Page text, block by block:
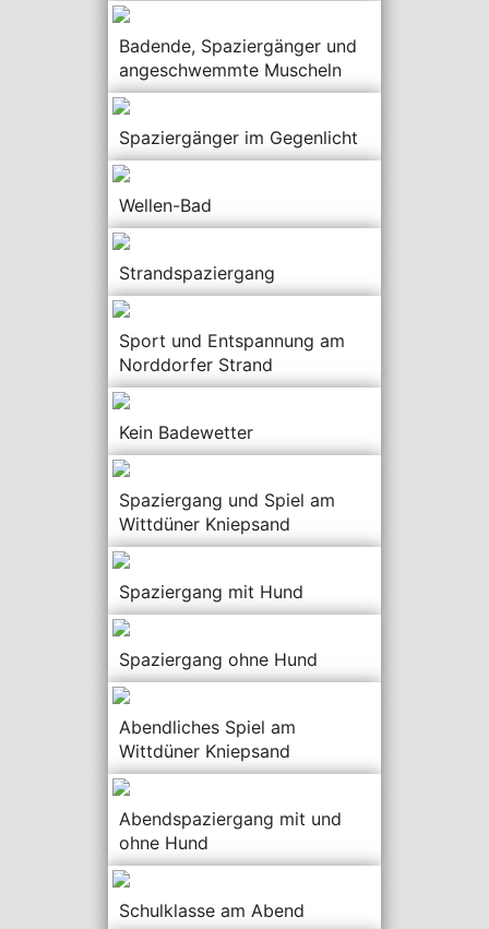
Badende, Spaziergänger und
angeschwemmte Muscheln
Spaziergänger im Gegenlicht
Wellen-Bad
Strandspaziergang
Sport und Entspannung am
Norddorfer Strand
Kein Badewetter
Spaziergang und Spiel am
Wittdüner Kniepsand
Spaziergang mit Hund
Spaziergang ohne Hund
Abendliches Spiel am
Wittdüner Kniepsand
Abendspaziergang mit und
ohne Hund
Schulklasse am Abend